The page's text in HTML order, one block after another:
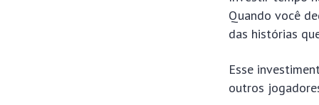
Quando você
das histórias
Esse
outros